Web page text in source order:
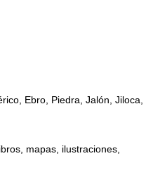
Ebro, Piedra, Jalón, Jiloca,
mapas, ilustraciones,